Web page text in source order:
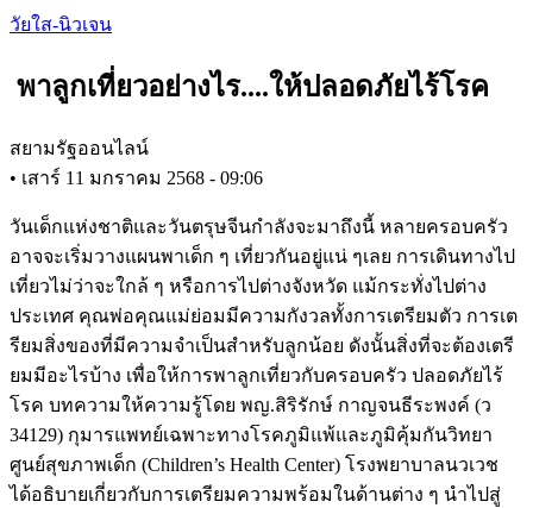
Skip
content
วัยใส-นิวเจน
พาลูกเที่ยวอย่างไร....ให้ปลอดภัยไร้โรค
สยามรัฐออนไลน์
• เสาร์ 11 มกราคม 2568 - 09:06
วันเด็กแห่งชาติและวันตรุษจีนกำลังจะมาถึงนี้ หลายครอบครัว
อาจจะเริ่มวางแผนพาเด็ก ๆ เที่ยวกันอยู่แน่ ๆเลย การเดินทางไป
เที่ยวไม่ว่าจะใกล้ ๆ หรือการไปต่างจังหวัด แม้กระทั่งไปต่าง
ประเทศ คุณพ่อคุณแม่ย่อมมีความกังวลทั้งการเตรียมตัว การเต
รียมสิ่งของที่มีความจำเป็นสำหรับลูกน้อย ดังนั้นสิ่งที่จะต้องเตรี
ยมมีอะไรบ้าง เพื่อให้การพาลูกเที่ยวกับครอบครัว ปลอดภัยไร้
โรค บทความให้ความรู้โดย พญ.สิริรักษ์ กาญจนธีระพงค์ (ว
34129) กุมารแพทย์เฉพาะทางโรคภูมิแพ้และภูมิคุ้มกันวิทยา
ศูนย์สุขภาพเด็ก (Children’s Health Center) โรงพยาบาลนวเวช
ได้อธิบายเกี่ยวกับการเตรียมความพร้อมในด้านต่าง ๆ นำไปสู่